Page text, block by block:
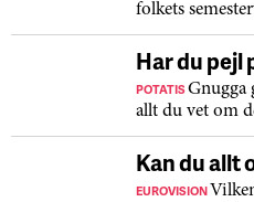
folkets
Har du pejl
POTATISGnugga
allt du vet om
Kan du allt
EUROVISION